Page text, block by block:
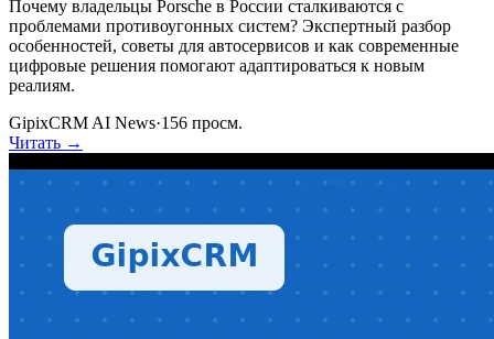
Почему владельцы Porsche в России сталкиваются с
проблемами противоугонных систем? Экспертный разбор
особенностей, советы для автосервисов и как современные
цифровые решения помогают адаптироваться к новым
реалиям.
GipixCRM AI News·156 просм.
Читать →